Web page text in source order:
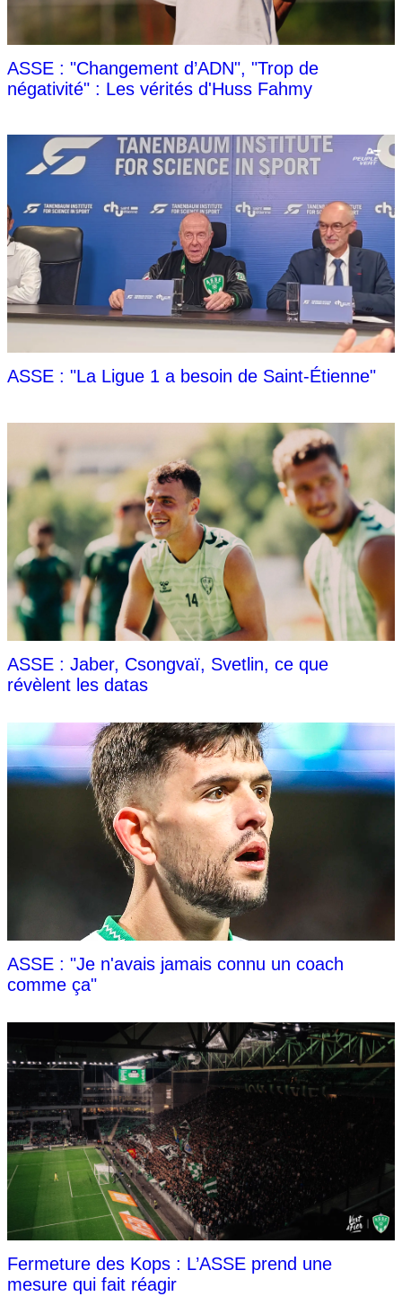
ASSE : "Changement d’ADN", "Trop de
négativité" : Les vérités d'Huss Fahmy
ASSE : "La Ligue 1 a besoin de Saint-Étienne"
ASSE : Jaber, Csongvaï, Svetlin, ce que
révèlent les datas
ASSE : "Je n'avais jamais connu un coach
comme ça"
Fermeture des Kops : L’ASSE prend une
mesure qui fait réagir